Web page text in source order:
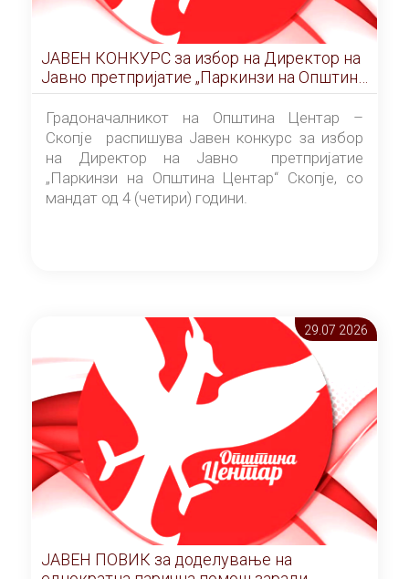
ЈАВЕН КОНКУРС за избор на Директор на
Јавно претпријатие „Паркинзи на Општина
Центар“ – Скопје
Градоначалникот на Општина Центар –
Скопје распишува Јавен конкурс за избор
на Директор на Јавно претпријатие
„Паркинзи на Општина Центар“ Скопје, со
мандат од 4 (четири) години.
29.07 2026
ЈАВЕН ПОВИК за доделување на